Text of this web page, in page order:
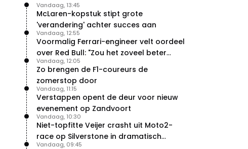
McLaren-kopstuk stipt grote
'verandering' achter succes aan
Vandaag, 13:45
Voormalig Ferrari-engineer velt oordeel
over Red Bull: "Zou het zoveel beter
moeten doen"
Vandaag, 12:55
Zo brengen de F1-coureurs de
zomerstop door
Vandaag, 12:05
Verstappen opent de deur voor nieuw
evenement op Zandvoort
Vandaag, 11:15
Niet-topfitte Veijer crasht uit Moto2-
race op Silverstone in dramatisch
Vandaag, 10:30
Vandaag, 09:45